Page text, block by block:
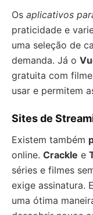
Os aplicativos
praticidade e
uma seleção de
demanda. Já o
gratuita com
usar e permitem
Sites de
Existem também
online. Crackle e
séries e filmes
exige assinatura.
uma ótima